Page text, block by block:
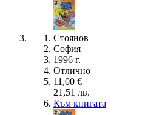
Стоянов
София
1996 г.
Отлично
11,00 €
21,51 лв.
Към книгата